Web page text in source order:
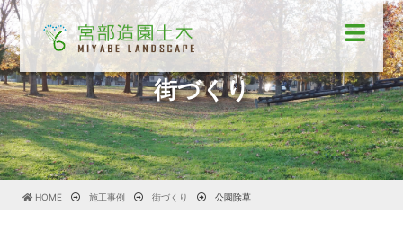
街づくり
HOME 施工事例 街づくり 公園除草